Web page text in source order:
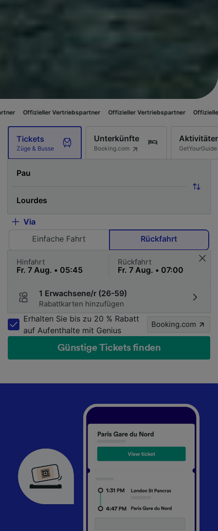
Vertriebspartner Offizieller Vertriebspartner Offizieller
Tickets
Züge & Busse
Unterkünfte
Booking.com GetYourGuide
Via
Einfache Fahrt
Rückfahrt
Hinfahrt Rückfahrt
1 Erwachsene/r (26-59)
Rabattkarten hinzufügen
Erhalten Sie bis zu 20 % Rabatt
auf Aufenthalte mit Genius
Booking.com
Günstige Tickets finden